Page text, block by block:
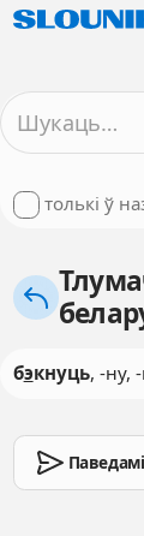
толькі ў
бэкнуць, -ну,